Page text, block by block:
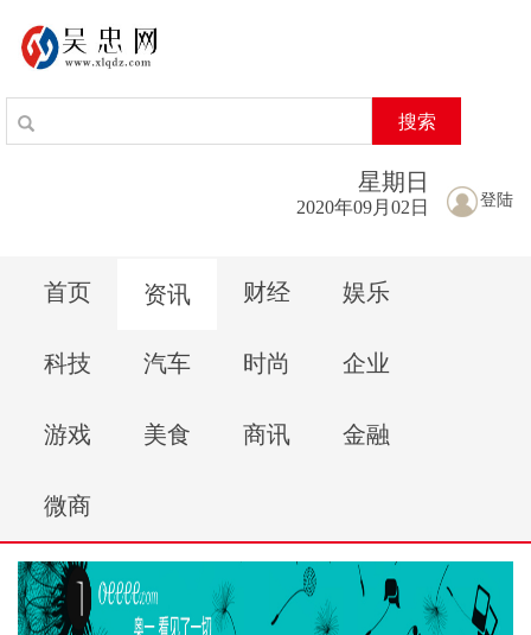
搜索
登陆
星期 日
2020年09月02日
首页 资讯 财经 娱乐
科技 汽车 时尚 企业
游戏 美食 商讯 金融
微商